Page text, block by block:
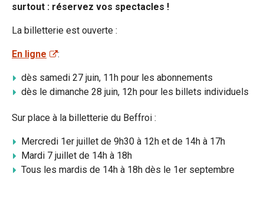
surtout : réservez vos spectacles !
La billetterie est ouverte :
En ligne :
dès samedi 27 juin, 11h pour les abonnements
dès le dimanche 28 juin, 12h pour les billets individuels
Sur place à la billetterie du Beffroi :
Mercredi 1er juillet de 9h30 à 12h et de 14h à 17h
Mardi 7 juillet de 14h à 18h
Tous les mardis de 14h à 18h dès le 1er septembre